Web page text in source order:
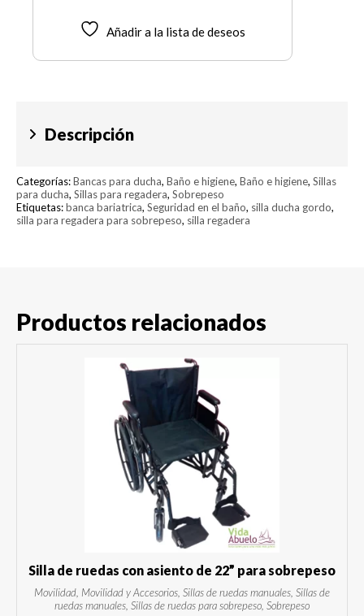
Añadir a la lista de deseos
Descripción
Categorías:Bancas para ducha, Baño e higiene, Baño e higiene, Sillas
para ducha, Sillas para regadera, Sobrepeso
Etiquetas:banca bariatrica, Seguridad en el baño, silla ducha gordo,
silla para regadera para sobrepeso, silla regadera
Productos relacionados
Silla de ruedas con asiento de 22” para sobrepeso
Movilidad, Movilidad y Accesorios, Sillas de ruedas manuales, Sillas de
ruedas manuales, Sillas de ruedas para sobrepeso, Sobrepeso